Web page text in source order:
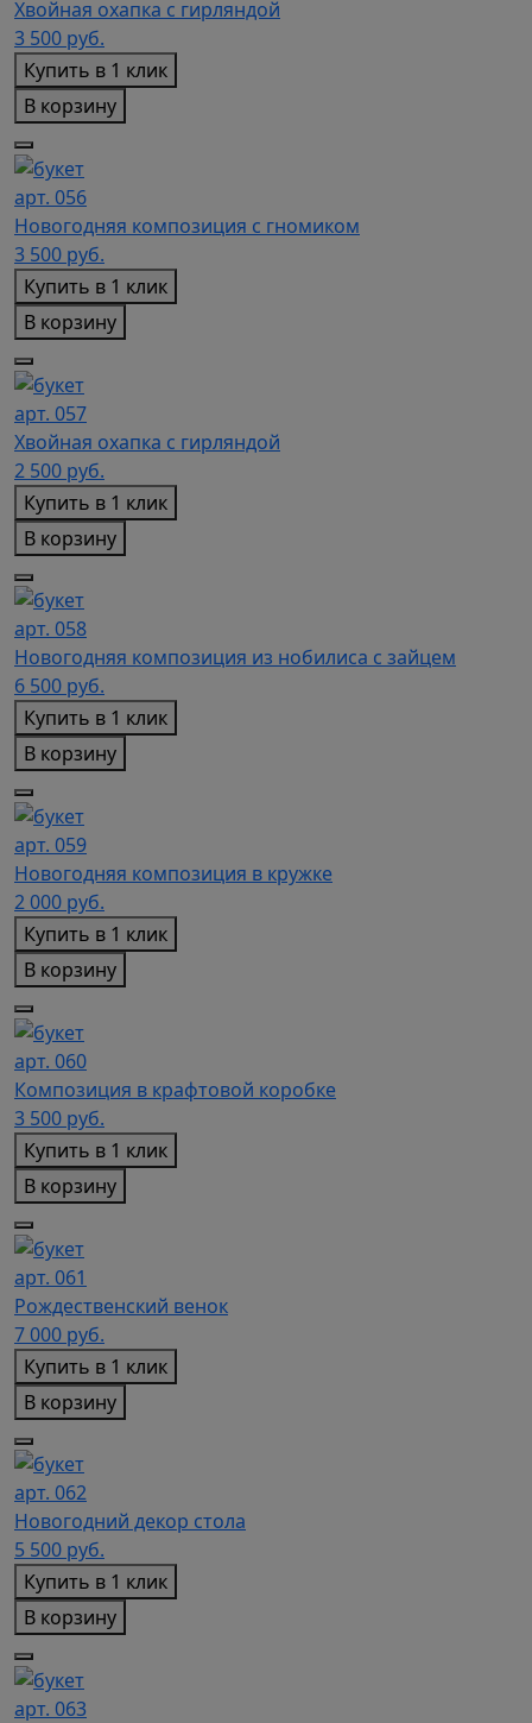
Хвойная охапка с гирляндой
3 500 руб.
Купить в 1 клик
В корзину
арт. 056
Новогодняя композиция с гномиком
3 500 руб.
Купить в 1 клик
В корзину
арт. 057
Хвойная охапка с гирляндой
2 500 руб.
Купить в 1 клик
В корзину
арт. 058
Новогодняя композиция из нобилиса с зайцем
6 500 руб.
Купить в 1 клик
В корзину
арт. 059
Новогодняя композиция в кружке
2 000 руб.
Купить в 1 клик
В корзину
арт. 060
Композиция в крафтовой коробке
3 500 руб.
Купить в 1 клик
В корзину
арт. 061
Рождественский венок
7 000 руб.
Купить в 1 клик
В корзину
арт. 062
Новогодний декор стола
5 500 руб.
Купить в 1 клик
В корзину
арт. 063